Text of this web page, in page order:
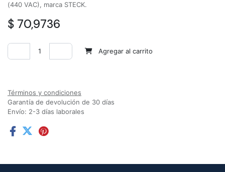
(440 VAC), marca STECK.
$ 70,9736
Agregar al carrito
Términos y condiciones
Garantía de devolución de 30 días
Envío: 2-3 días laborales